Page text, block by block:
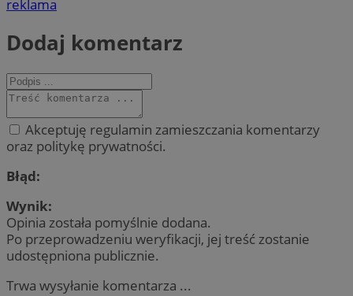
reklama
Dodaj komentarz
Akceptuję regulamin zamieszczania komentarzy
oraz politykę prywatności.
Błąd:
Wynik:
Opinia została pomyślnie dodana.
Po przeprowadzeniu weryfikacji, jej treść zostanie
udostępniona publicznie.
Trwa wysyłanie komentarza ...